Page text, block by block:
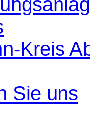
Kreis
Sie uns